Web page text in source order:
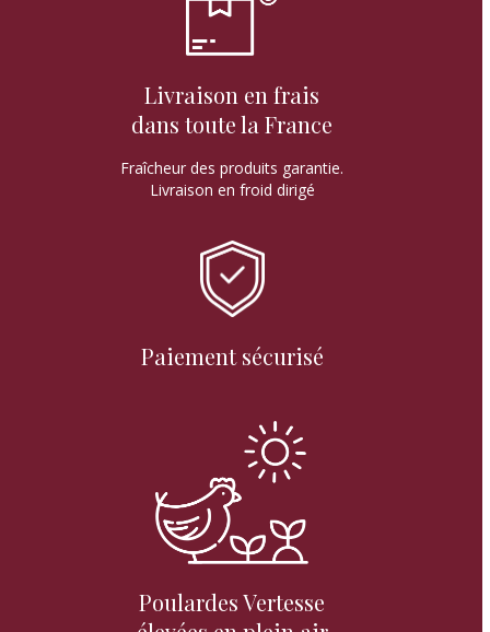
Livraison en frais
dans toute la France
Fraîcheur des produits garantie.
Livraison en froid dirigé
Paiement sécurisé
Poulardes Vertesse